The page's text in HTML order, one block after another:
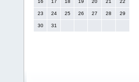
16 17 18 19 20 21 22
23 24 25 26 27 28 29
30 31